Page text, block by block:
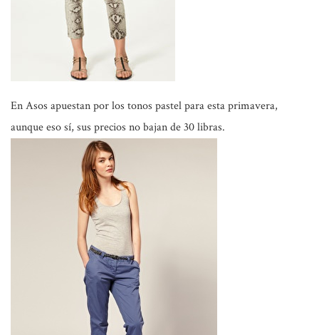
EnAsos apuestan por los tonos pastel para esta primavera,
aunque eso sí, sus precios no bajan de 30 libras.